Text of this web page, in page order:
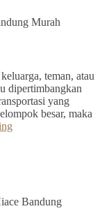
Murah
teman, atau
dipertimbangkan
yang
besar, maka
Bandung